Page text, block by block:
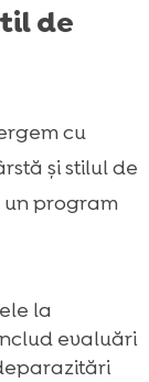
de
cu
și stilul de
un program
la
evaluări